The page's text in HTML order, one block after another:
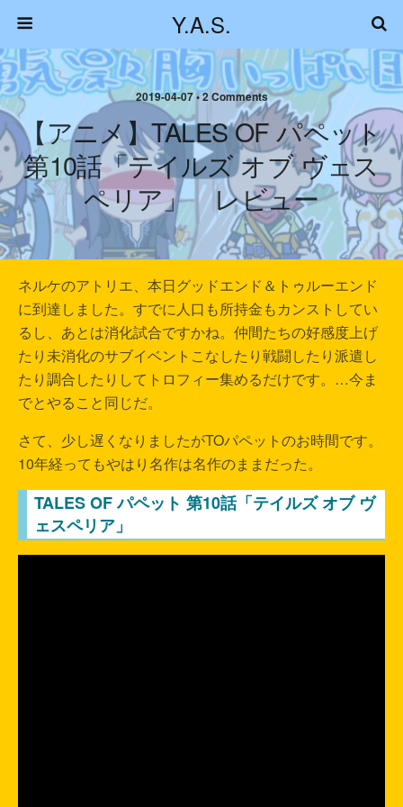
Y.A.S.
2019-04-07 • 2 Comments
【アニメ】TALES OF パペット
第10話「テイルズ オブ ヴェス
ペリア」 レビュー
ネルケのアトリエ、本日グッドエンド＆トゥルーエンド
に到達しました。すでに人口も所持金もカンストしてい
るし、あとは消化試合ですかね。仲間たちの好感度上げ
たり未消化のサブイベントこなしたり戦闘したり派遣し
たり調合したりしてトロフィー集めるだけです。…今ま
でとやること同じだ。
さて、少し遅くなりましたがTOパペットのお時間です。
10年経ってもやはり名作は名作のままだった。
TALES OF パペット 第10話「テイルズ オブ ヴ
ェスペリア」